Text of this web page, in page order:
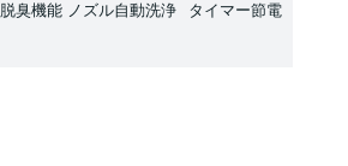
臭機能 ノズル自動洗浄 タイマー節電